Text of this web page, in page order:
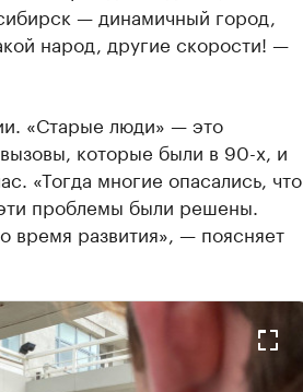
— динамичный город,
народ, другие скорости! —
«Старые люди» — это
которые были в 90-х, и
«Тогда многие опасались, что
проблемы были решены.
время развития», — поясняет